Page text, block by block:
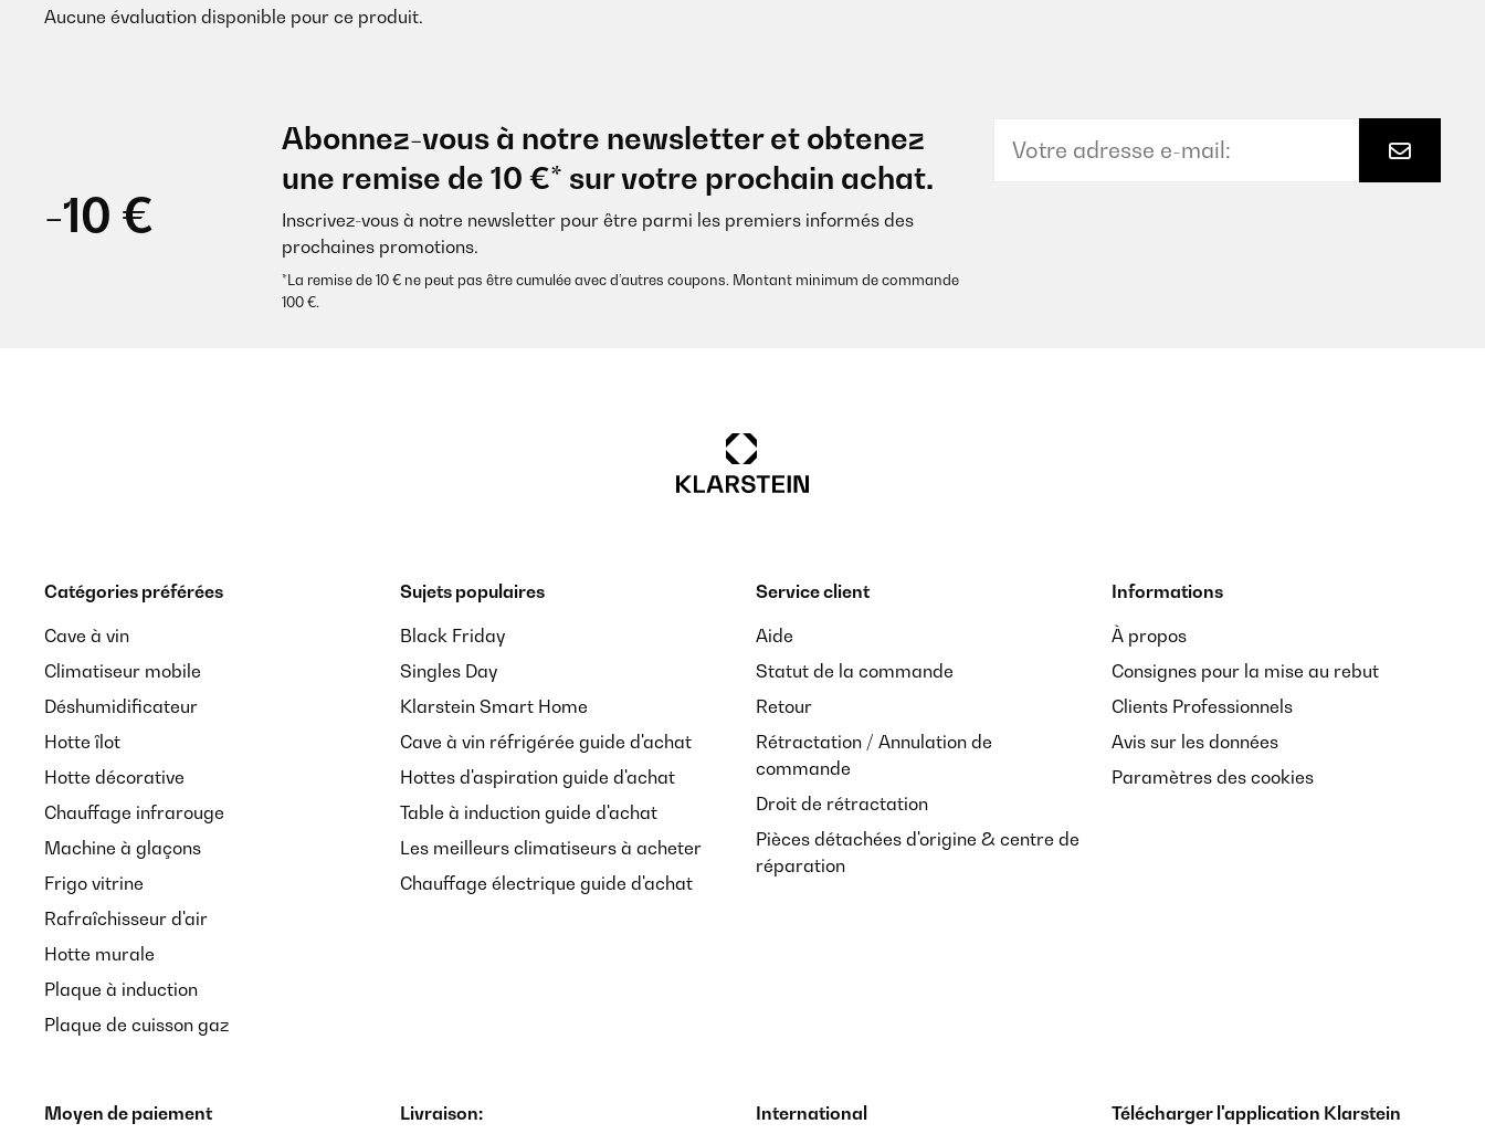
Aucune évaluation disponible pour ce produit.
-10 €
Abonnez-vous à notre newsletter et obtenez
une remise de 10 €* sur votre prochain achat.
Inscrivez-vous à notre newsletter pour être parmi les premiers informés des
prochaines promotions.
*La remise de 10 € ne peut pas être cumulée avec d’autres coupons. Montant minimum de commande
100 €.
Catégories préférées
Cave à vin
Climatiseur mobile
Déshumidificateur
Hotte îlot
Hotte décorative
Chauffage infrarouge
Machine à glaçons
Frigo vitrine
Rafraîchisseur d'air
Hotte murale
Plaque à induction
Plaque de cuisson gaz
Sujets populaires
Black Friday
Singles Day
Klarstein Smart Home
Cave à vin réfrigérée guide d'achat
Hottes d'aspiration guide d'achat
Table à induction guide d'achat
Les meilleurs climatiseurs à acheter
Chauffage électrique guide d'achat
Service client
Aide
Statut de la commande
Retour
Rétractation / Annulation de
commande
Droit de rétractation
Pièces détachées d'origine & centre de
réparation
Informations
À propos
Consignes pour la mise au rebut
Clients Professionnels
Avis sur les données
Paramètres des cookies
Moyen de paiement Livraison: International Télécharger l'application Klarstein